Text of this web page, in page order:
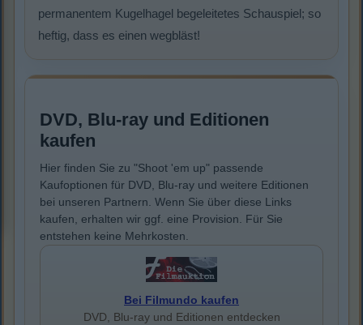
permanentem Kugelhagel begeleitetes Schauspiel; so
heftig, dass es einen wegbläst!
DVD, Blu-ray und Editionen
kaufen
Hier finden Sie zu "Shoot 'em up" passende
Kaufoptionen für DVD, Blu-ray und weitere Editionen
bei unseren Partnern. Wenn Sie über diese Links
kaufen, erhalten wir ggf. eine Provision. Für Sie
entstehen keine Mehrkosten.
Bei Filmundo kaufen
DVD, Blu-ray und Editionen entdecken